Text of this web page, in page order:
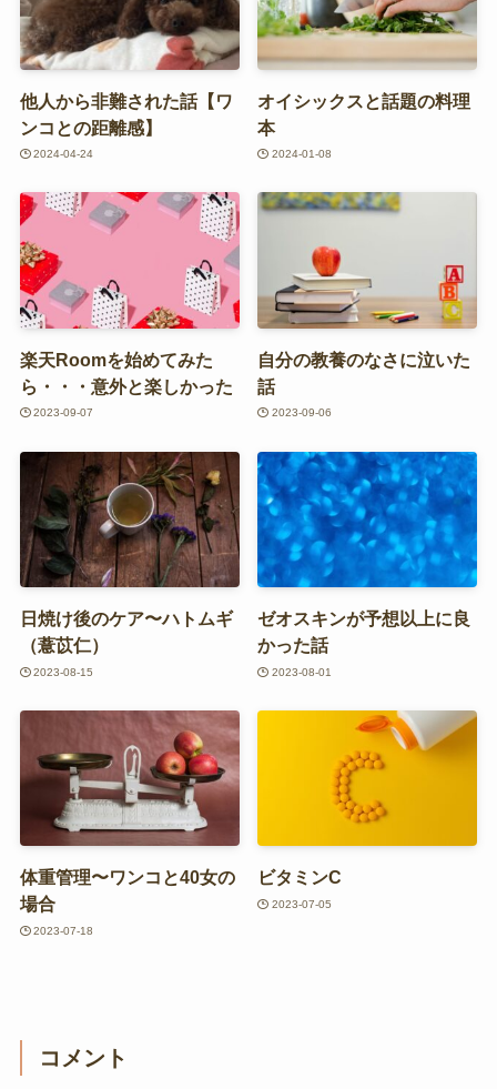
他人から非難された話【ワ
ンコとの距離感】
2024-04-24
オイシックスと話題の料理
本
2024-01-08
楽天Roomを始めてみた
ら・・・意外と楽しかった
2023-09-07
自分の教養のなさに泣いた
話
2023-09-06
日焼け後のケア〜ハトムギ
（薏苡仁）
2023-08-15
ゼオスキンが予想以上に良
かった話
2023-08-01
体重管理〜ワンコと40女の
場合
2023-07-18
ビタミンC
2023-07-05
コメント